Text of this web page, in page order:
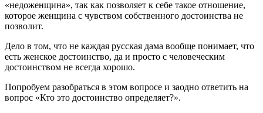
«недоженщина», так как позволяет к себе такое отношение,
которое женщина с чувством собственного достоинства не
позволит.
Дело в том, что не каждая русская дама вообще понимает, что
есть женское достоинство, да и просто с человеческим
достоинством не всегда хорошо.
Попробуем разобраться в этом вопросе и заодно ответить на
вопрос «Кто это достоинство определяет?».